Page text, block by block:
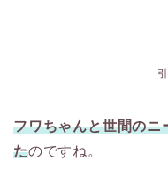
フワちゃんと世間のニ
たのですね。